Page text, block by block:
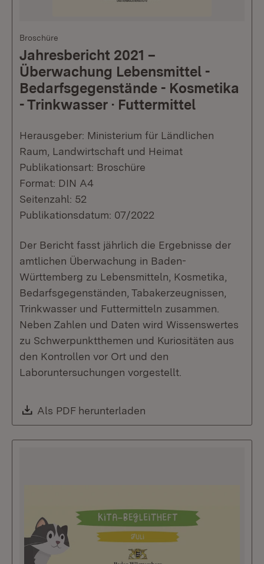
Broschüre
Jahresbericht 2021 –
Überwachung Lebensmittel -
Bedarfsgegenstände - Kosmetika
- Trinkwasser · Futtermittel
Herausgeber: Ministerium für Ländlichen
Raum, Landwirtschaft und Heimat
Publikationsart: Broschüre
Format: DIN A4
Seitenzahl: 52
Publikationsdatum: 07/2022
Der Bericht fasst jährlich die Ergebnisse der
amtlichen Überwachung in Baden-
Württemberg zu Lebensmitteln, Kosmetika,
Bedarfsgegenständen, Tabakerzeugnissen,
Trinkwasser und Futtermitteln zusammen.
Neben Zahlen und Daten wird Wissenswertes
zu Schwerpunktthemen und Kuriositäten aus
den Kontrollen vor Ort und den
Laboruntersuchungen vorgestellt.
Download:
Als PDF herunterladen